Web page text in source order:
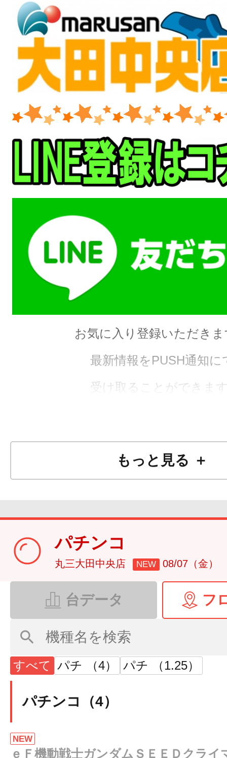
お気に入り登録いただき
最新情報をPUSH通知に
受け取ることができま
もっと見る ＋
パチンコ
丸三大田中央店 NEW 08/07（金）
台データ フ
すべて パチ （4） パチ （1.25）
パチンコ（4）
NEW
ｅＦ機動戦士ガンダムＳＥＥＤクライ